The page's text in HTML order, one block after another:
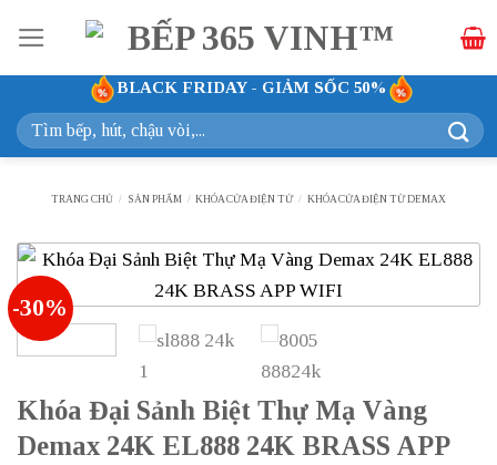
qua
nội
dung
BLACK FRIDAY - GIẢM SỐC 50%
Tìm
kiếm:
TRANG CHỦ / SẢN PHẨM / KHÓA CỬA ĐIỆN TỬ / KHÓA CỬA ĐIỆN TỪ DEMAX
-30%
Khóa Đại Sảnh Biệt Thự Mạ Vàng
Demax 24K EL888 24K BRASS APP